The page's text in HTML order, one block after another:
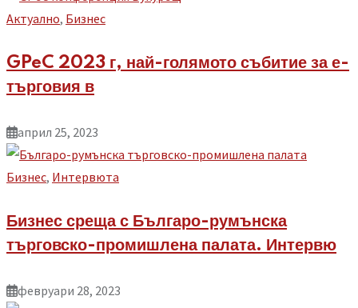
Aктуално, Бизнес
GPeC 2023 г, най-голямото събитие за е-
търговия в
април 25, 2023
Бизнес, Интервюта
Бизнес среща с Българо-румънска
търговско-промишлена палата. Интервю
февруари 28, 2023